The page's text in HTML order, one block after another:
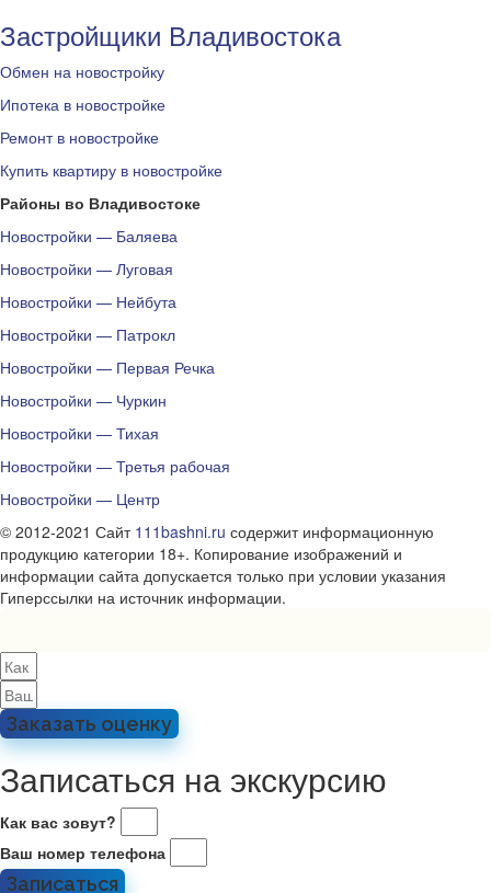
Застройщики Владивостока
Обмен на новостройку
Ипотека в новостройке
Ремонт в новостройке
Купить квартиру в новостройке
Районы во Владивостоке
Новостройки — Баляева
Новостройки — Луговая
Новостройки — Нейбута
Новостройки — Патрокл
Новостройки — Первая Речка
Новостройки — Чуркин
Новостройки — Тихая
Новостройки — Третья рабочая
Новостройки — Центр
© 2012-2021 Сайт 111bashni.ru содержит информационную
продукцию категории 18+. Копирование изображений и
информации сайта допускается только при условии указания
Гиперссылки на источник информации.
Заказать оценку
Записаться на экскурсию
Как вас зовут?
Ваш номер телефона
Записаться